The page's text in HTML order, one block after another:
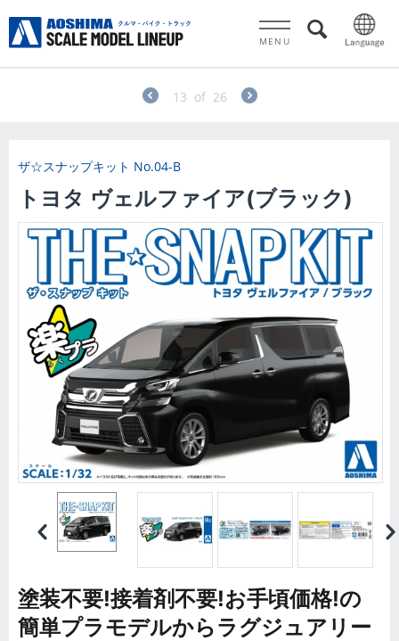
MENU
13 of 26
ザ☆スナップキット No.04-B
トヨタ ヴェルファイア(ブラック)
塗装不要!接着剤不要!お手頃価格!の
簡単プラモデルからラグジュアリー